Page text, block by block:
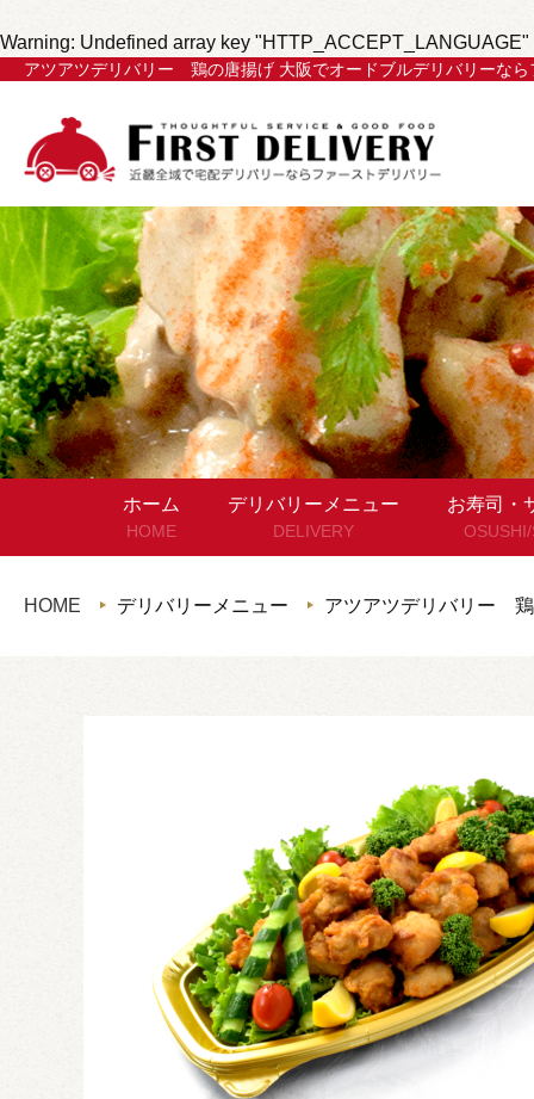
Warning: Undefined array key
アツアツデリバリー 鶏の唐揚げ 大阪でオードブルデリバリーなら
ホーム
HOME
デリバリーメニュー
DELIVERY
フィンガーフード
ハイグレード
お寿司・
HOME デリバリーメニュー アツアツデリバリー